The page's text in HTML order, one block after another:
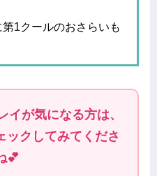
1クールのおさらいも
イが気になる方は、
ックしてみてくださ
💕